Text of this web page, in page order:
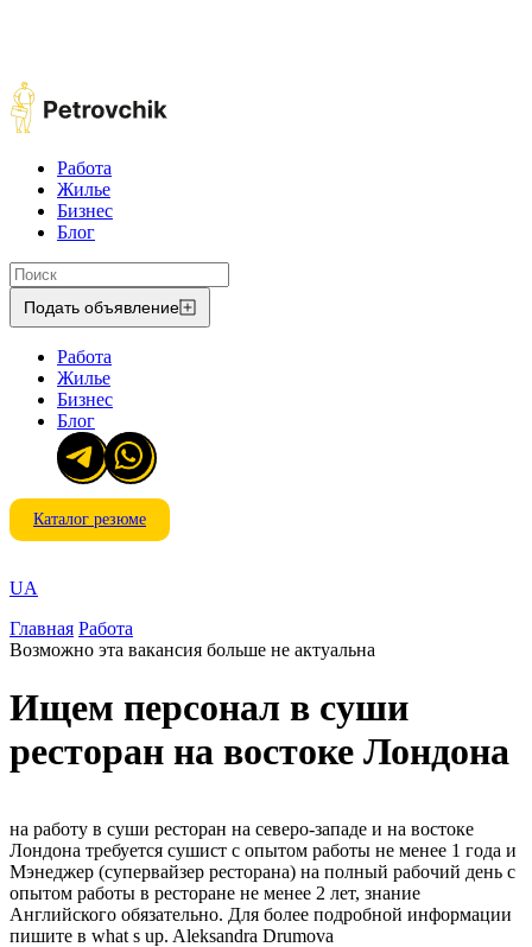
Работа
Жилье
Бизнес
Блог
Подать объявление
Работа
Жилье
Бизнес
Блог
Каталог резюме
UA
Главная Работа
Возможно эта вакансия больше не актуальна
Ищем персонал в суши
ресторан на востоке Лондона
на работу в суши ресторан на северо-западе и на востоке
Лондона требуется сушист с опытом работы не менее 1 года и
Мэнеджер (супервайзер ресторана) на полный рабочий день с
опытом работы в ресторане не менее 2 лет, знание
Английского обязательно. Для более подробной информации
пишите в what s up. Aleksandra Drumova